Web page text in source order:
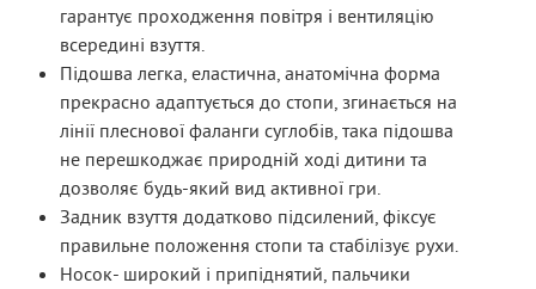
гарантує проходження повітря і вентиляцію
всередині взуття.
Підошва легка, еластична, анатомічна форма
прекрасно адаптується до стопи, згинається на
лінії плеснової фаланги суглобів, така підошва
не перешкоджає природній ході дитини та
дозволяє будь-який вид активної гри.
Задник взуття додатково підсилений, фіксує
правильне положення стопи та стабілізує рухи.
Носок- широкий і припіднятий, пальчики